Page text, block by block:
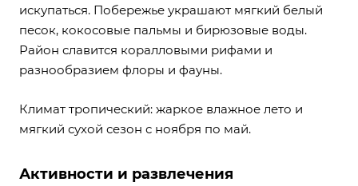
искупаться. Побережье украшают мягкий белый
песок, кокосовые пальмы и бирюзовые воды.
Район славится коралловыми рифами и
разнообразием флоры и фауны.
Климат тропический: жаркое влажное лето и
мягкий сухой сезон с ноября по май.
Активности и развлечения